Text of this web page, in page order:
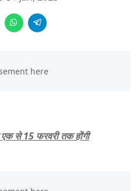
एक से 15 फरवरी तक होंगी